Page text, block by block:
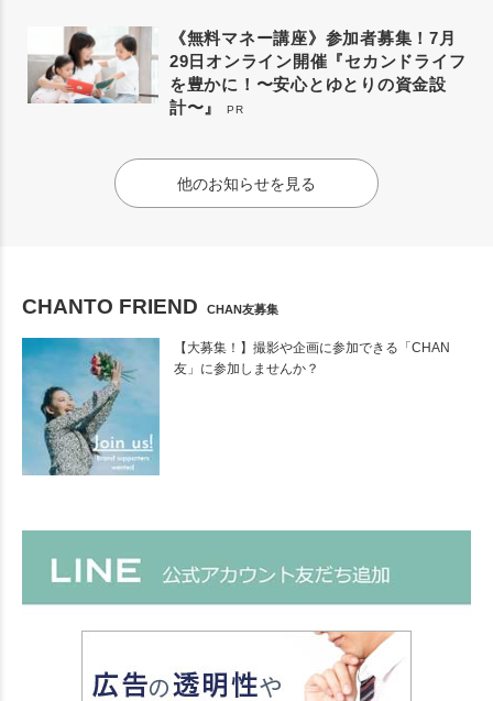
《無料マネー講座》参加者募集！7月
29日オンライン開催『セカンドライフ
を豊かに！〜安心とゆとりの資金設
計〜』
PR
他のお知らせを見る
CHANTO FRIEND CHAN友募集
【大募集！】撮影や企画に参加できる「CHAN
友」に参加しませんか？